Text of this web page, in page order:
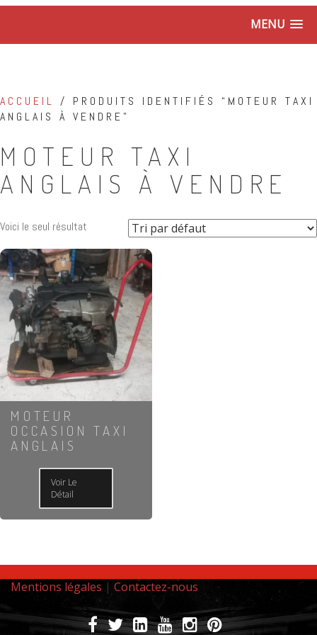
MENU
ACCUEIL / PRODUITS IDENTIFIÉS “MOTEUR TAXI
ANGLAIS À VENDRE”
MOTEUR TAXI
ANGLAIS À VENDRE
Voici le seul résultat
MOTEUR
OCCASION TAXI
ANGLAIS
Voir Le
Détail
Mentions légales | Contactez-nous